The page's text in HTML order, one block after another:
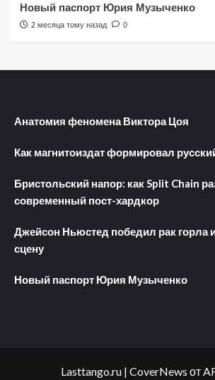
Новый паспорт Юрия Музыченко
2 месяца тому назад 0
Анатомия феномена Виктора Цоя
Как магнитоиздат формировал
Бристольский напор: как Split Chain
современный пост-хардкор
Джейсон Ньюстед победил рак горла
сцену
Новый паспорт Юрия Музыченко
Lasttango.ru | CoverNews от